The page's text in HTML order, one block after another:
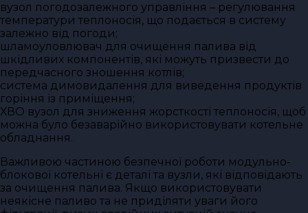
вузол погодозалежного управління – регулювання
температури теплоносія, що подається в систему
залежно від погоди;
шламоуловлювач для очищення палива від
шкідливих компонентів, які можуть призвести до
передчасного зношення котлів;
система димовидалення для виведення продуктів
горіння із приміщення;
ХВО вузол для зниження жорсткості теплоносія, щоб
можна було безаварійно використовувати котельне
обладнання.
Важливою частиною безпечної роботи модульно-
блокової котельні є деталі та вузли, які відповідають
за очищення палива. Якщо використовувати
неякісне паливо та не приділяти уваги його